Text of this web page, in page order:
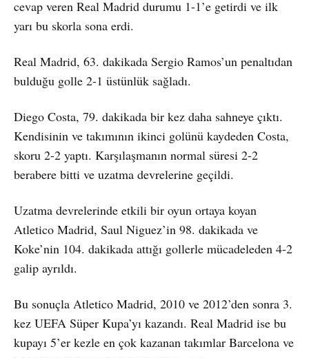
cevap veren Real Madrid durumu 1-1’e getirdi ve ilk
yarı bu skorla sona erdi.
Real Madrid, 63. dakikada Sergio Ramos’un penaltıdan
bulduğu golle 2-1 üstünlük sağladı.
Diego Costa, 79. dakikada bir kez daha sahneye çıktı.
Kendisinin ve takımının ikinci golünü kaydeden Costa,
skoru 2-2 yaptı. Karşılaşmanın normal süresi 2-2
berabere bitti ve uzatma devrelerine geçildi.
Uzatma devrelerinde etkili bir oyun ortaya koyan
Atletico Madrid, Saul Niguez’in 98. dakikada ve
Koke’nin 104. dakikada attığı gollerle mücadeleden 4-2
galip ayrıldı.
Bu sonuçla Atletico Madrid, 2010 ve 2012’den sonra 3.
kez UEFA Süper Kupa’yı kazandı. Real Madrid ise bu
kupayı 5’er kezle en çok kazanan takımlar Barcelona ve